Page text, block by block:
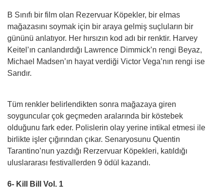
B Sınıfı bir film olan Rezervuar Köpekler, bir elmas
mağazasını soymak için bir araya gelmiş suçluların bir
gününü anlatıyor. Her hırsızın kod adı bir renktir. Harvey
Keitel’ın canlandırdığı Lawrence Dimmick’n rengi Beyaz,
Michael Madsen’ın hayat verdiği Victor Vega’nın rengi ise
Sarıdır.
Tüm renkler belirlendikten sonra mağazaya giren
soyguncular çok geçmeden aralarında bir köstebek
olduğunu fark eder. Polislerin olay yerine intikal etmesi ile
birlikte işler çığırından çıkar. Senaryosunu Quentin
Tarantino’nun yazdığı Rerzervuar Köpekleri, katıldığı
uluslararası festivallerden 9 ödül kazandı.
6- Kill Bill Vol. 1